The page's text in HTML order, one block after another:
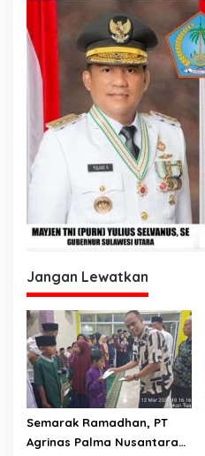
Jangan Lewatkan
Semarak Ramadhan, PT
Agrinas Palma Nusantara